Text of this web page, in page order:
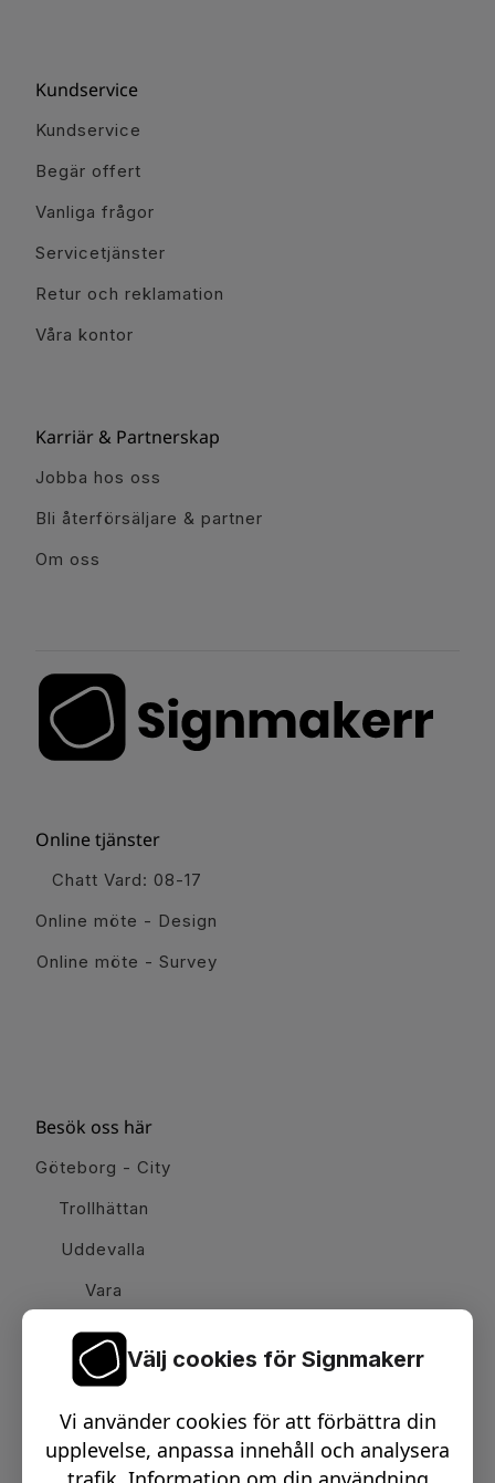
Kundservice
Kundservice
Begär offert
Vanliga frågor
Servicetjänster
Retur och reklamation
Våra kontor
Karriär & Partnerskap
Jobba hos oss
Bli återförsäljare & partner
Om oss
Online tjänster
Chatt Vard: 08-17
Online möte - Design
Online möte - Survey
Besök oss här
Göteborg - City
Trollhättan
Uddevalla
Vara
Email:info@signmakerr.se
Välj cookies för Signmakerr
Vi använder cookies för att förbättra din
upplevelse, anpassa innehåll och analysera